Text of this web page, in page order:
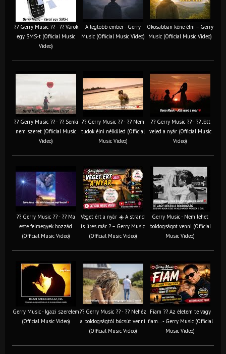
?? Gerry Music ?? - ?? Várok
egy SMS-t (Official Music
Video)
A legtöbb ember - Gerry
Music (Official Music Video)
Okosabban kéne élni – Gerry
Music (Official Music Video)
?? Gerry Music ?? - ?? Senki
nem szeret (Official Music
Video)
?? Gerry Music ?? - ?? Nem
tudok élni nélküled (Official
Music Video)
?? Gerry Music ?? - ?? Jött
veled a nyár (Official Music
Video)
?? Gerry Music ?? - ?? Ma
este felmegyek hozzád
(Official Music Video)
Véget ért a nyár ☀️ A strand
is üres már ? – Gerry Music
(Official Music Video)
Gerry Music - Nem lehet
boldogságot venni (Official
Music Video)
Gerry Music - Igazi szerelem
(Official Music Video)
?? Gerry Music ?? - ?? Nehéz
a boldogságtól búcsút venni
(Official Music Video)
Fiam ?‍? Az életem te vagy
fiam... - Gerry Music (Official
Music Video)